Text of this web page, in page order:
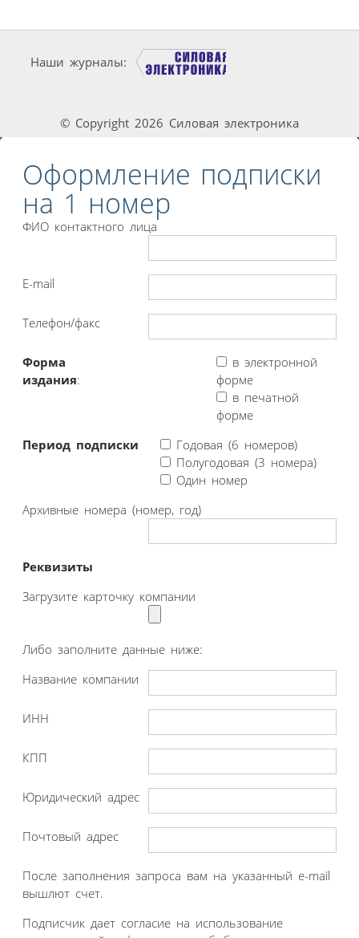
Наши журналы:
© Copyright 2026 Силовая электроника
Оформление подписки
на 1 номер
ФИО контактного лица
E-mail
Телефон/факс
Форма
издания:
в электронной
форме
в печатной
форме
Период подписки
Годовая (6 номеров)
Полугодовая (3 номера)
Один номер
Архивные номера (номер, год)
Реквизиты
Загрузите карточку компании
Либо заполните данные ниже:
Название компании
ИНН
КПП
Юридический адрес
Почтовый адрес
После заполнения запроса вам на указанный e-mail
вышлют счет.
Подписчик дает согласие на использование